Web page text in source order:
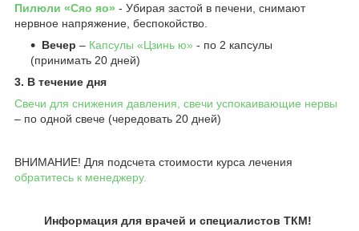
Пилюли «Сяо яо» - Убирая застой в печени, снимают
нервное напряжение, беспокойство.
Вечер – Капсулы «Цзинь ю» - по 2 капсулы
(принимать 20 дней)
3. В течение дня
Свечи для снижения давления, свечи успокаивающие нервы
– по одной свече (чередовать 20 дней)
ВНИМАНИЕ! Для подсчета стоимости курса лечения
обратитесь к менеджеру.
Информация для врачей и специалистов ТКМ!